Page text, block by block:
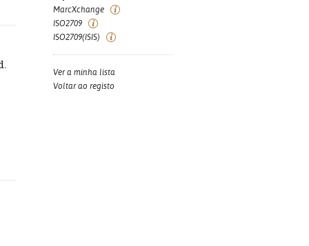
MarcXchange
ISO2709
ISO2709(ISIS)
Ver a minha lista
Voltar ao registo